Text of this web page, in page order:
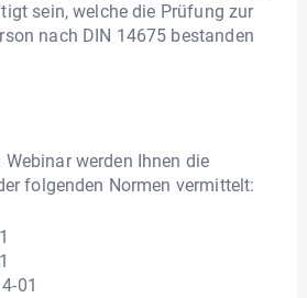
sein, welche die Prüfung zur
nach DIN 14675 bestanden
werden Ihnen die
folgenden Normen vermittelt:
01